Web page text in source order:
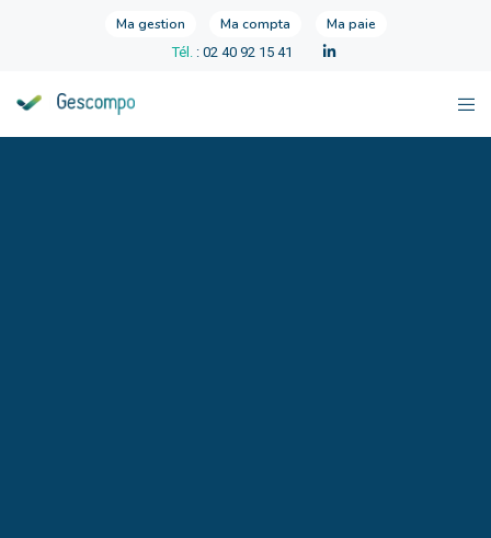
Ma gestion Ma compta Ma paie
Tél. : 02 40 92 15 41